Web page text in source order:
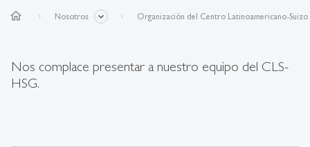
home Nosotros Organización del Centro Latinoamericano-Suizo
Nos complace presentar a nuestro equipo del CLS-
HSG.